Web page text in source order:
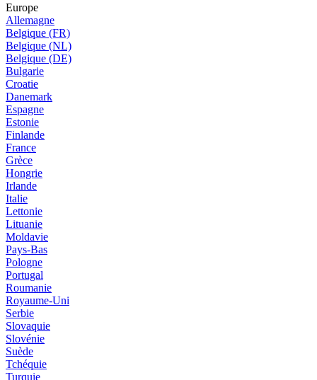
Europe
Allemagne
Belgique (FR)
Belgique (NL)
Belgique (DE)
Bulgarie
Croatie
Danemark
Espagne
Estonie
Finlande
France
Grèce
Hongrie
Irlande
Italie
Lettonie
Lituanie
Moldavie
Pays-Bas
Pologne
Portugal
Roumanie
Royaume-Uni
Serbie
Slovaquie
Slovénie
Suède
Tchéquie
Turquie